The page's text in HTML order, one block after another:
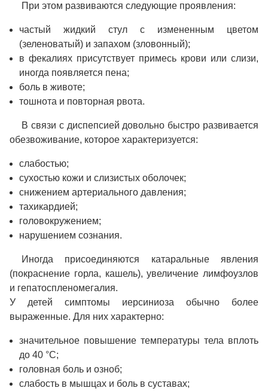
При этом развиваются следующие проявления:
частый жидкий стул с измененным цветом
(зеленоватый) и запахом (зловонный);
в фекалиях присутствует примесь крови или слизи,
иногда появляется пена;
боль в животе;
тошнота и повторная рвота.
В связи с диспепсией довольно быстро развивается
обезвоживание, которое характеризуется:
слабостью;
сухостью кожи и слизистых оболочек;
снижением артериального давления;
тахикардией;
головокружением;
нарушением сознания.
Иногда присоединяются катаральные явления
(покраснение горла, кашель), увеличение лимфоузлов
и гепатоспленомегалия.
У детей симптомы иерсиниоза обычно более
выраженные. Для них характерно:
значительное повышение температуры тела вплоть
до 40 °C;
головная боль и озноб;
слабость в мышцах и боль в суставах;